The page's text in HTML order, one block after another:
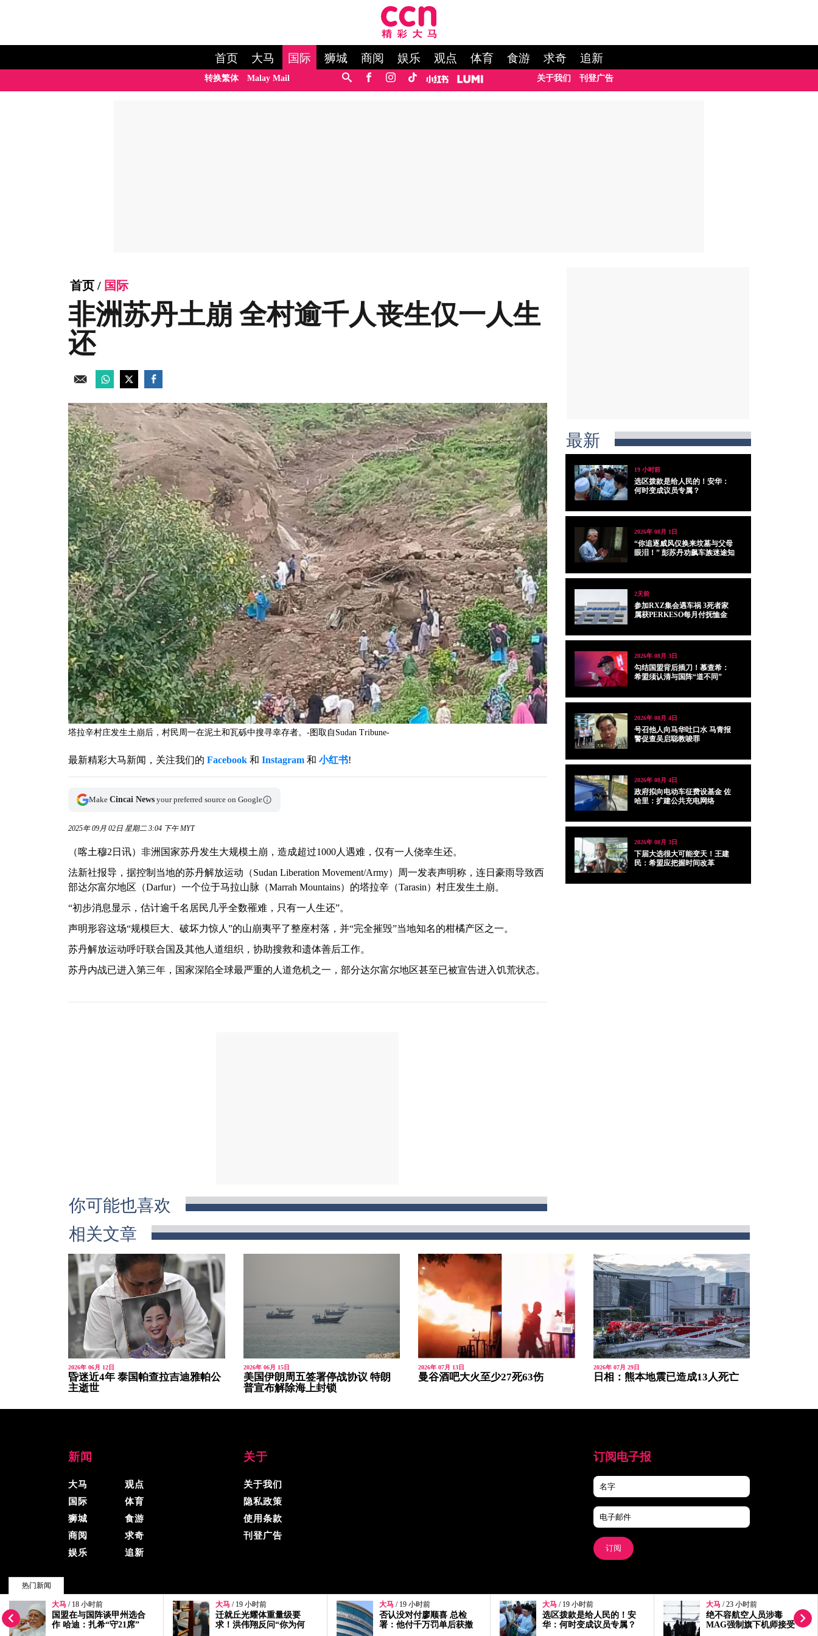
首页 大马 国际 狮城 商阅 娱乐 观点 体育 食游 求奇 追新
转换繁体 Malay Mail 关于我们 刊登广告
热门新闻
大马 / 19 小时前
迁就丘光耀体重量级要
求！洪伟翔反问“你为何
大马 / 19 小时前
否认没对付廖顺喜 总检
署：他付千万罚单后获撤
大马 / 19 小时前
选区拨款是给人民的！安
华：何时变成议员专属？
大马 / 23 小时前
绝不容航空人员涉毒
MAG强制旗下机师接受
大马 / 1天前
森10行政议员宣誓就职
萧康骏为唯一非穆代表
首页 / 国际
非洲苏丹土崩 全村逾千人丧生仅一人生
还
塔拉辛村庄发生土崩后，村民周一在泥土和瓦砾中搜寻幸存者。-图取自Sudan Tribune-
最新精彩大马新闻，关注我们的 Facebook 和 Instagram 和 小红书!
Make Cincai News your preferred source on Google
2025年 09月 02日 星期二 3:04 下午 MYT
（喀土穆2日讯）非洲国家苏丹发生大规模土崩，造成超过1000人遇难，仅有一人侥幸生还。
法新社报导，据控制当地的苏丹解放运动（Sudan Liberation Movement/Army）周一发表声明称，连日豪雨导致西
部达尔富尔地区（Darfur）一个位于马拉山脉（Marrah Mountains）的塔拉辛（Tarasin）村庄发生土崩。
“初步消息显示，估计逾千名居民几乎全数罹难，只有一人生还”。
声明形容这场“规模巨大、破坏力惊人”的山崩夷平了整座村落，并“完全摧毁”当地知名的柑橘产区之一。
苏丹解放运动呼吁联合国及其他人道组织，协助搜救和遗体善后工作。
苏丹内战已进入第三年，国家深陷全球最严重的人道危机之一，部分达尔富尔地区甚至已被宣告进入饥荒状态。
你可能也喜欢
最新
19 小时前
选区拨款是给人民的！安华：
何时变成议员专属？
2026年 08月 1日
“你追逐威风仅换来坟墓与父母
眼泪！” 彭苏丹劝飙车族迷途知
2天前
参加RXZ集会遇车祸 3死者家
属获PERKESO每月付抚恤金
2026年 08月 3日
勾结国盟背后插刀！慕查希：
希盟须认清与国阵“道不同”
2026年 08月 4日
号召他人向马华吐口水 马青报
警促查吴启聪教唆罪
2026年 08月 4日
政府拟向电动车征费设基金 佐
哈里：扩建公共充电网络
2026年 08月 3日
下届大选很大可能变天！王建
民：希盟应把握时间改革
相关文章
2026年 06月 12日
昏迷近4年 泰国帕查拉吉迪雅帕公
主逝世
2026年 06月 15日
美国伊朗周五签署停战协议 特朗
普宣布解除海上封锁
2026年 07月 13日
曼谷酒吧大火至少27死63伤
2026年 07月 29日
日相：熊本地震已造成13人死亡
新闻
大马
国际
狮城
商阅
娱乐
观点
体育
食游
求奇
追新
关于
关于我们
隐私政策
使用条款
刊登广告
订阅电子报
订阅
© 2026, 精彩大马, 版权所有.